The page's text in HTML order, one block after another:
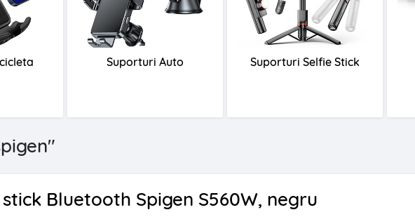
Suporturi Auto Suporturi Selfie Stick
Bluetooth Spigen S560W, negru